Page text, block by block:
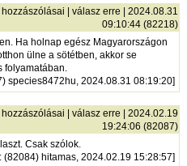
hozzászólásai |válasz erre | 2024.08.31
09:10:44 (82218)
Ha holnap egész Magyarországon
ülne a sötétben, akkor se
folyamatában.
species8472hu, 2024.08.31 08:19:20]
hozzászólásai |válasz erre | 2024.02.19
19:24:06 (82087)
Csak szólok.
: (82084) hitamas, 2024.02.19 15:28:57]